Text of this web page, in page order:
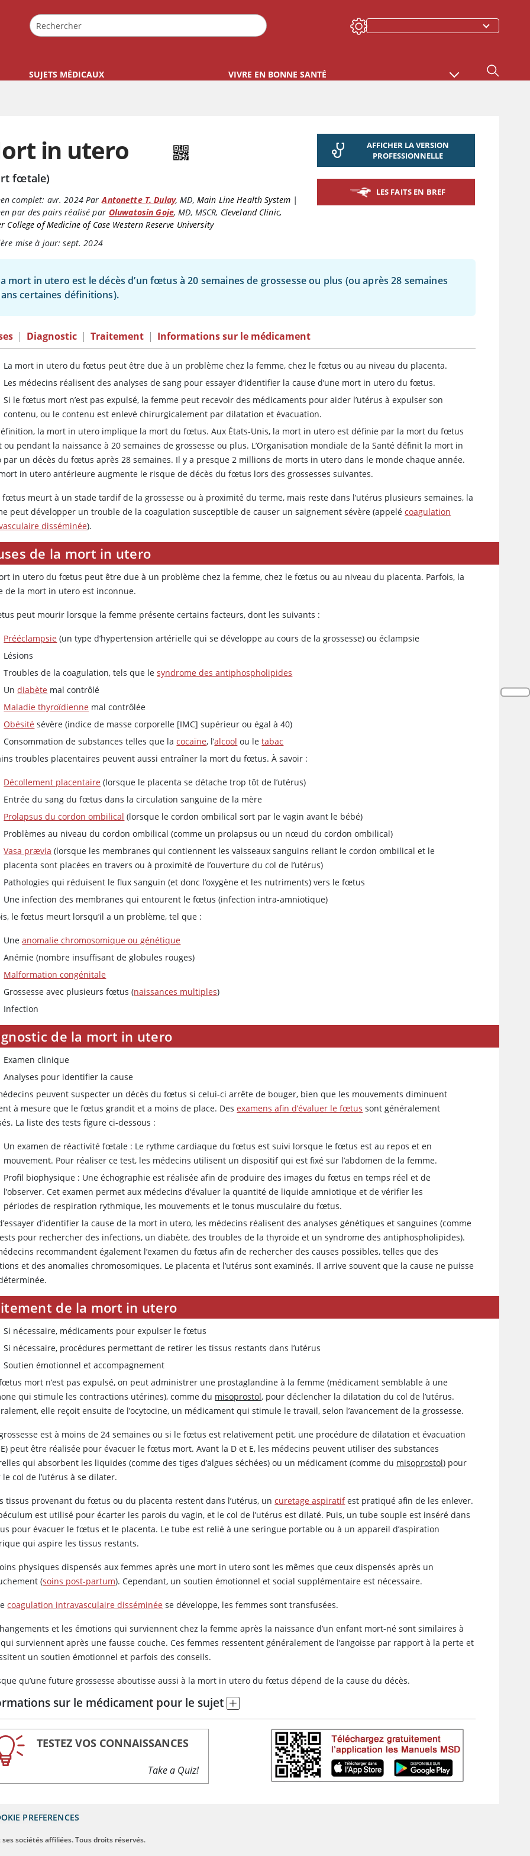
SUJETS MÉDICAUX VIVRE EN BONNE SANTÉ
in utero
fœtale)
complet: avr. 2024Par Antonette T. Dulay,MD, Main Line Health System |
par des pairs réalisé par Oluwatosin Goje,MD, MSCR, Cleveland Clinic,
College of Medicine of Case Western Reserve University
mise à jour: sept. 2024
AFFICHER LA VERSION
PROFESSIONNELLE
LES FAITS EN BREF
mort in utero est le décès d’un fœtus à 20 semaines de grossesse ou plus (ou après 28 semaines
certaines définitions).
| Diagnostic | Traitement | Informations sur le médicament
La mort in utero du fœtus peut être due à un problème chez la femme, chez le fœtus ou au niveau du placenta.
Les médecins réalisent des analyses de sang pour essayer d’identifier la cause d’une mort in utero du fœtus.
Si le fœtus mort n’est pas expulsé, la femme peut recevoir des médicaments pour aider l’utérus à expulser son
contenu, ou le contenu est enlevé chirurgicalement par dilatation et évacuation.
la mort in utero implique la mort du fœtus. Aux États-Unis, la mort in utero est définie par la mort du fœtus
ou pendant la naissance à 20 semaines de grossesse ou plus. L’Organisation mondiale de la Santé définit la mort in
par un décès du fœtus après 28 semaines. Il y a presque 2 millions de morts in utero dans le monde chaque année.
in utero antérieure augmente le risque de décès du fœtus lors des grossesses suivantes.
fœtus meurt à un stade tardif de la grossesse ou à proximité du terme, mais reste dans l’utérus plusieurs semaines, la
peut développer un trouble de la coagulation susceptible de causer un saignement sévère (appelécoagulation
disséminée).
de la mort in utero
in utero du fœtus peut être due à un problème chez la femme, chez le fœtus ou au niveau du placenta. Parfois, la
de la mort in utero est inconnue.
peut mourir lorsque la femme présente certains facteurs, dont les suivants :
Prééclampsie (un type d’hypertension artérielle qui se développe au cours de la grossesse) ou éclampsie
Lésions
Troubles de la coagulation, tels que lesyndrome des antiphospholipides
Undiabète mal contrôlé
Maladie thyroïdienne mal contrôlée
Obésité sévère (indice de masse corporelle [IMC] supérieur ou égal à 40)
Consommation de substances telles que lacocaïne, l’alcool ou letabac
troubles placentaires peuvent aussi entraîner la mort du fœtus. À savoir :
Décollement placentaire (lorsque le placenta se détache trop tôt de l’utérus)
Entrée du sang du fœtus dans la circulation sanguine de la mère
Prolapsus du cordon ombilical (lorsque le cordon ombilical sort par le vagin avant le bébé)
Problèmes au niveau du cordon ombilical (comme un prolapsus ou un nœud du cordon ombilical)
Vasa prævia (lorsque les membranes qui contiennent les vaisseaux sanguins reliant le cordon ombilical et le
placenta sont placées en travers ou à proximité de l’ouverture du col de l’utérus)
Pathologies qui réduisent le flux sanguin (et donc l’oxygène et les nutriments) vers le fœtus
Une infection des membranes qui entourent le fœtus (infection intra-amniotique)
le fœtus meurt lorsqu’il a un problème, tel que :
Uneanomalie chromosomique ou génétique
Anémie (nombre insuffisant de globules rouges)
Malformation congénitale
Grossesse avec plusieurs fœtus (naissances multiples)
Infection
de la mort in utero
Examen clinique
Analyses pour identifier la cause
peuvent suspecter un décès du fœtus si celui-ci arrête de bouger, bien que les mouvements diminuent
à mesure que le fœtus grandit et a moins de place. Desexamens afin d’évaluer le fœtus sont généralement
La liste des tests figure ci-dessous :
Un examen de réactivité fœtale : Le rythme cardiaque du fœtus est suivi lorsque le fœtus est au repos et en
mouvement. Pour réaliser ce test, les médecins utilisent un dispositif qui est fixé sur l’abdomen de la femme.
Profil biophysique : Une échographie est réalisée afin de produire des images du fœtus en temps réel et de
l’observer. Cet examen permet aux médecins d’évaluer la quantité de liquide amniotique et de vérifier les
périodes de respiration rythmique, les mouvements et le tonus musculaire du fœtus.
d’identifier la cause de la mort in utero, les médecins réalisent des analyses génétiques et sanguines (comme
pour rechercher des infections, un diabète, des troubles de la thyroïde et un syndrome des antiphospholipides).
recommandent également l’examen du fœtus afin de rechercher des causes possibles, telles que des
et des anomalies chromosomiques. Le placenta et l’utérus sont examinés. Il arrive souvent que la cause ne puisse
de la mort in utero
Si nécessaire, médicaments pour expulser le fœtus
Si nécessaire, procédures permettant de retirer les tissus restants dans l’utérus
Soutien émotionnel et accompagnement
mort n’est pas expulsé, on peut administrer une prostaglandine à la femme (médicament semblable à une
qui stimule les contractions utérines), comme du misoprostol, pour déclencher la dilatation du col de l’utérus.
elle reçoit ensuite de l’ocytocine, un médicament qui stimule le travail, selon l’avancement de la grossesse.
est à moins de 24 semaines ou si le fœtus est relativement petit, une procédure de dilatation et évacuation
peut être réalisée pour évacuer le fœtus mort. Avant la D et E, les médecins peuvent utiliser des substances
qui absorbent les liquides (comme des tiges d’algues séchées) ou un médicament (comme du misoprostol) pour
col de l’utérus à se dilater.
tissus provenant du fœtus ou du placenta restent dans l’utérus, uncuretage aspiratifest pratiqué afin de les enlever.
est utilisé pour écarter les parois du vagin, et le col de l’utérus est dilaté. Puis, un tube souple est inséré dans
pour évacuer le fœtus et le placenta. Le tube est relié à une seringue portable ou à un appareil d’aspiration
qui aspire les tissus restants.
physiques dispensés aux femmes après une mort in utero sont les mêmes que ceux dispensés après un
(soins post-partum). Cependant, un soutien émotionnel et social supplémentaire est nécessaire.
coagulation intravasculaire disséminée se développe, les femmes sont transfusées.
et les émotions qui surviennent chez la femme après la naissance d’un enfant mort-né sont similaires à
surviennent après une fausse couche. Ces femmes ressentent généralement de l’angoisse par rapport à la perte et
un soutien émotionnel et parfois des conseils.
qu’une future grossesse aboutisse aussi à la mort in utero du fœtus dépend de la cause du décès.
sur le médicament pour le sujet
TESTEZ VOS CONNAISSANCES
Take a Quiz!
PREFERENCES
sociétés affiliées. Tous droits réservés.